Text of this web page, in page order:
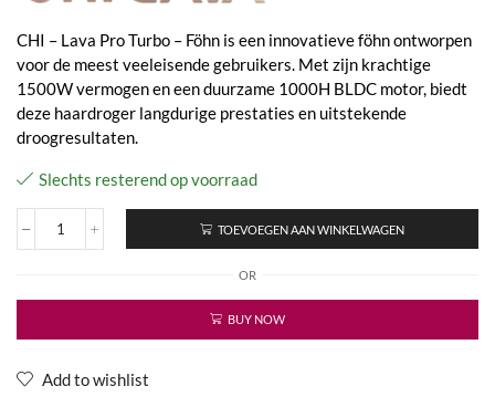
CHI – Lava Pro Turbo – Föhn is een innovatieve föhn ontworpen
voor de meest veeleisende gebruikers. Met zijn krachtige
1500W vermogen en een duurzame 1000H BLDC motor, biedt
deze haardroger langdurige prestaties en uitstekende
droogresultaten.
Slechts resterend op voorraad
Lava
Hair
aantal
TOEVOEGEN AAN WINKELWAGEN
OR
BUY NOW
Add to wishlist